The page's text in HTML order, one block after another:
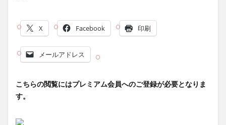
X Facebook 印刷
メールアドレス
こちらの閲覧にはプレミアム会員へのご登録が必要となりま
す。